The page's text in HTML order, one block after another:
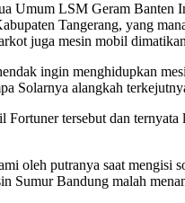
LSM Geram Banten
Tangerang, yang
juga mesin mobil
ingin menghidupkan
Solarnya alangkah
tersebut dan
oleh putranya saat
Sumur Bandung malah